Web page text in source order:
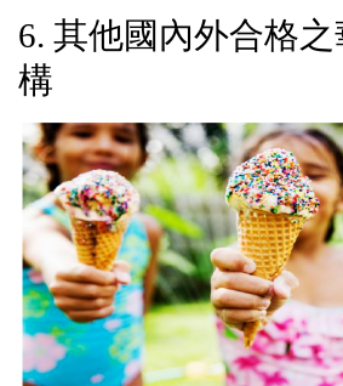
6. 其他國內外合格
構